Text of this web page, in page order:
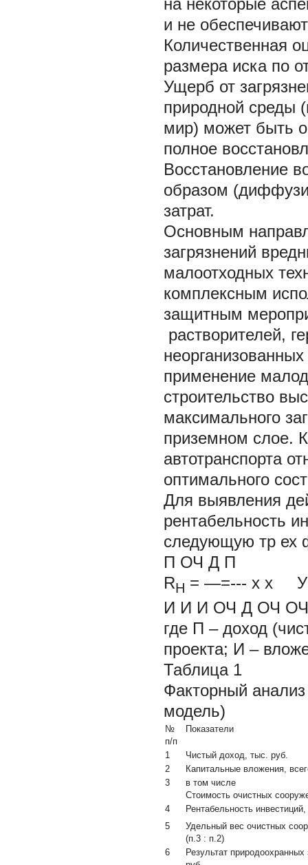
и не
Количественная
размера иска по
Ущерб от
природной среды
мир) может быть
полное
Восстановление
образом
затрат.
Основным
загрязнений
малоотходных
комплексным
защитным
растворителей,
применение
строительство
максимального
приземном слое.
автотранспорта
оптимального
Для выявления
рентабельность
следующую тр ех
П ОЧ Д П
RH = —=--- x x У
И И И ОЧ Д ОЧ
где П – доход
проекта; И –
Таблица 1
Факторный
модель)
№
п/п
Показатели
1
Чистый доход, тыс. руб.
2
Капитальные вложения,
3
в том числе
Стоимость очистных
4
Рентабельность
5
Удельный вес очистных
(п.3 : п.2)
6
Результат